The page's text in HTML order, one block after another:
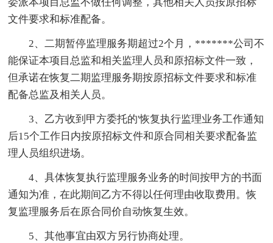
委派本项目总监不做任何调整，其他相关人员按原招标
文件要求和标准配备。
2、二期暂停监理服务期超过2个月，*******公司不
能保证本项目总监和相关监理人员和原招标文件一致，
但承诺在恢复二期监理服务期按原招标文件要求和标准
配备总监及相关人员。
3、乙方收到甲方委托的'恢复执行监理业务工作通知
后15个工作日内按原招标文件和原合同相关要求配备监
理人员组织进场。
4、具体恢复执行监理服务业务的时间按甲方的书面
通知为准，在此期间乙方不得以任何理由收取费用。恢
复监理服务后在原合同价自动恢复生效。
5、其他事宜由双方另行协商处理。